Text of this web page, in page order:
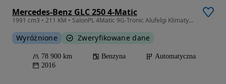
Mercedes-Benz GLC 250 4-Matic
1991 cm3 • 211 KM • SalonPL 4Matic 9G-Tronic Alufelgi Klimatyzacja Aut., 2-strefowa ASO
Wyróżnione Zweryfikowane dane
78 900 km Benzyna
Automatyczna
2016